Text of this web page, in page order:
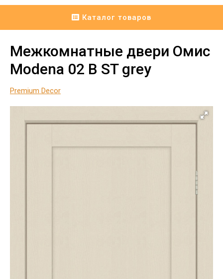
Каталог товаров
Межкомнатные двери Омис
Modena 02 B ST grey
Premium Decor